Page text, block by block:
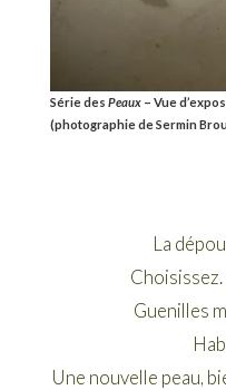
Série des Peaux– Vue
(photographie de Sermin
La
Guenilles
Une nouvelle peau,